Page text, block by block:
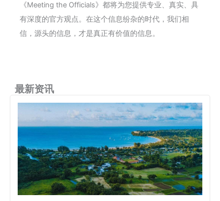
《Meeting the Officials》都将为您提供专业、真实、具
有深度的官方观点。在这个信息纷杂的时代，我们相
信，源头的信息，才是真正有价值的信息。
最新资讯